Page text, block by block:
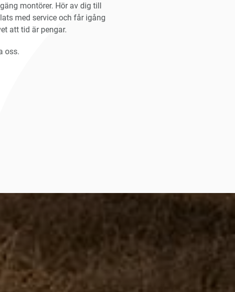
montörer. Hör av dig till
med service och får igång
att tid är pengar.
oss.